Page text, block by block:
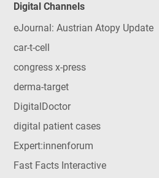
Digital Channels
eJournal: Austrian Atopy Update
car-t-cell
congress x-press
derma-target
DigitalDoctor
digital patient cases
Expert:innenforum
Fast Facts Interactive